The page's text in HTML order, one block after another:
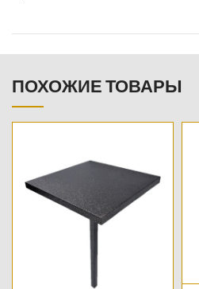
ПОХОЖИЕ ТОВАРЫ